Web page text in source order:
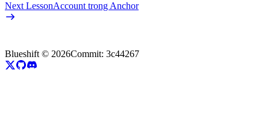
Next LessonAccount trong Anchor
Blueshift © 2026Commit: 3c44267